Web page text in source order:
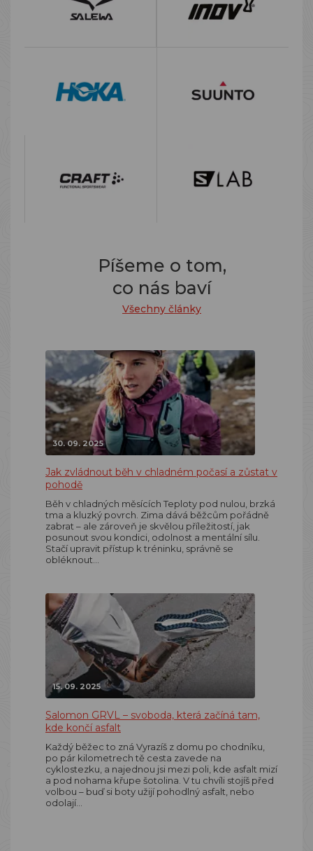
Píšeme o tom,
co nás baví
Všechny články
30. 09. 2025
Jak zvládnout běh v chladném počasí a zůstat v
pohodě
Běh v chladných měsících Teploty pod nulou, brzká
tma a kluzký povrch. Zima dává běžcům pořádně
zabrat – ale zároveň je skvělou příležitostí, jak
posunout svou kondici, odolnost a mentální sílu.
Stačí upravit přístup k tréninku, správně se
obléknout…
15. 09. 2025
Salomon GRVL – svoboda, která začíná tam,
kde končí asfalt
Každý běžec to zná Vyrazíš z domu po chodníku,
po pár kilometrech tě cesta zavede na
cyklostezku, a najednou jsi mezi poli, kde asfalt mizí
a pod nohama křupe šotolina. V tu chvíli stojíš před
volbou – buď si boty užijí pohodlný asfalt, nebo
odolají…